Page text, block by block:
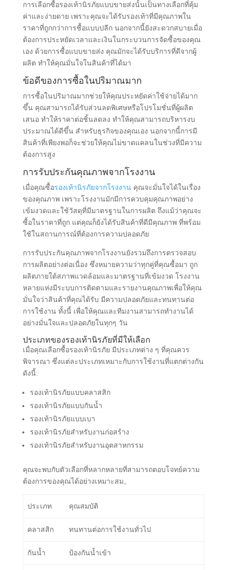
การเลือกซื้อรองเท้านิรภัยแบบขายส่งนั้นเป็นทางเลือกที่คุ้ม
ค่าและง่ายดาย เพราะคุณจะได้รับรองเท้าที่มีคุณภาพใน
ราคาที่ถูกกว่าการซื้อแบบปลีก นอกจากนี้ยังสะดวกสบายเมื่อ
ต้องการประหยัดเวลาและเงินในกระบวนการจัดซื้อของคุณ
เอง ด้วยการซื้อแบบขายส่ง คุณมักจะได้รับบริการที่ดีจากผู้
ผลิต ทำให้คุณมั่นใจในสินค้าที่ได้มา
ข้อดีของการซื้อในปริมาณมาก
การซื้อในปริมาณมากช่วยให้คุณประหยัดค่าใช้จ่ายได้มาก
ขึ้น คุณสามารถได้รับส่วนลดพิเศษหรือโปรโมชั่นที่ผู้ผลิต
เสนอ ทำให้ราคาต่อชิ้นลดลง ทำให้คุณสามารถบริหารงบ
ประมาณได้ดีขึ้น สำหรับธุรกิจของคุณเอง นอกจากนี้การมี
สินค้าที่เพียงพอก็จะช่วยให้คุณไม่ขาดแคลนในช่วงที่มีความ
ต้องการสูง
การรับประกันคุณภาพจากโรงงาน
เมื่อคุณซื้อรองเท้านิรภัยจากโรงงานคุณจะมั่นใจได้ในเรื่อง
ของคุณภาพ เพราะโรงงานมักมีการควบคุมคุณภาพอย่าง
เข้มงวดและใช้วัสดุที่มีมาตรฐานในการผลิต ถึงแม้ว่าคุณจะ
ซื้อในราคาที่ถูก แต่คุณก็ยังได้รับสินค้าที่ดีมีคุณภาพ ที่พร้อม
ใช้ในสถานการณ์ที่ต้องการความปลอดภัย
การรับประกันคุณภาพจากโรงงานยังรวมถึงการตรวจสอบ
การผลิตอย่างต่อเนื่อง ซึ่งหมายความว่าทุกคู่ที่คุณซื้อมา ถูก
ผลิตภายใต้สภาพแวดล้อมและมาตรฐานที่เข้มงวด โรงงาน
หลายแห่งมีระบบการติดตามและรายงานคุณภาพเพื่อให้คุณ
มั่นใจว่าสินค้าที่คุณได้รับ มีความปลอดภัยและทนทานต่อ
การใช้งาน ทั้งนี้ เพื่อให้คุณและทีมงานสามารถทำงานได้
อย่างมั่นใจและปลอดภัยในทุกๆ วัน
ประเภทของรองเท้านิรภัยที่มีให้เลือก
เมื่อคุณเลือกซื้อรองเท้านิรภัย มีประเภทต่าง ๆ ที่คุณควร
พิจารณา ซึ่งแต่ละประเภทเหมาะกับการใช้งานที่แตกต่างกัน
ดังนี้:
รองเท้านิรภัยแบบคลาสสิก
รองเท้านิรภัยแบบกันน้ำ
รองเท้านิรภัยแบบเบา
รองเท้านิรภัยสำหรับงานก่อสร้าง
รองเท้านิรภัยสำหรับงานอุตสาหกรรม
คุณจะพบกับตัวเลือกที่หลากหลายที่สามารถตอบโจทย์ความ
ต้องการของคุณได้อย่างเหมาะสม。
ประเภท คุณสมบัติ
คลาสสิก ทนทานต่อการใช้งานทั่วไป
กันน้ำ ป้องกันน้ำเข้า